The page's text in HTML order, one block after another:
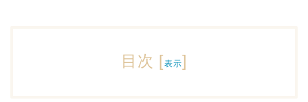
目次 [表示]